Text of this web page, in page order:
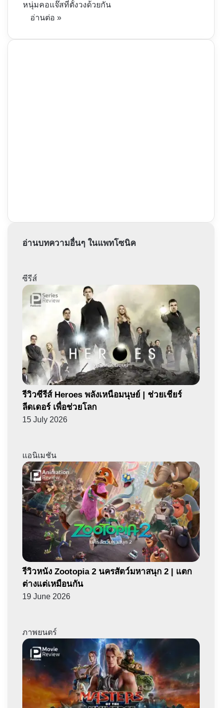
หนุ่มคอแจ๊สที่ตั้งวงด้วยกัน
อ่านต่อ »
อ่านบทความอื่นๆ ในแพทโซนิค
ซีรีส์
รีวิวซีรีส์ Heroes พลังเหนือมนุษย์ | ช่วยเชียร์
ลีดเดอร์ เพื่อช่วยโลก
15 July 2026
แอนิเมชัน
รีวิวหนัง Zootopia 2 นครสัตว์มหาสนุก 2 | แตก
ต่างแต่เหมือนกัน
19 June 2026
ภาพยนตร์